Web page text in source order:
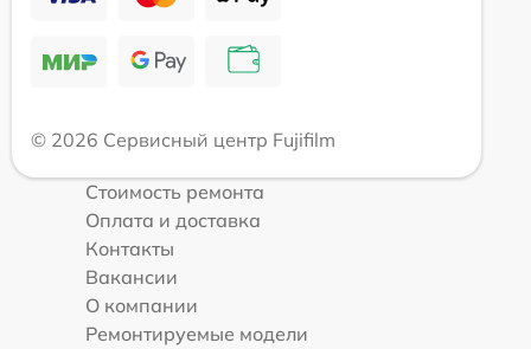
© 2026 Сервисный центр Fujifilm
Стоимость ремонта
Оплата и доставка
Контакты
Вакансии
О компании
Ремонтируемые модели